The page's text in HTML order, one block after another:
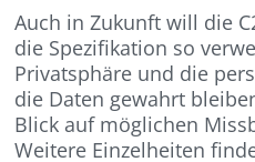
Auch in Zukunft will die
die Spezifikation so
Privatsphäre und die
die Daten gewahrt
Blick auf möglichen
Weitere Einzelheiten